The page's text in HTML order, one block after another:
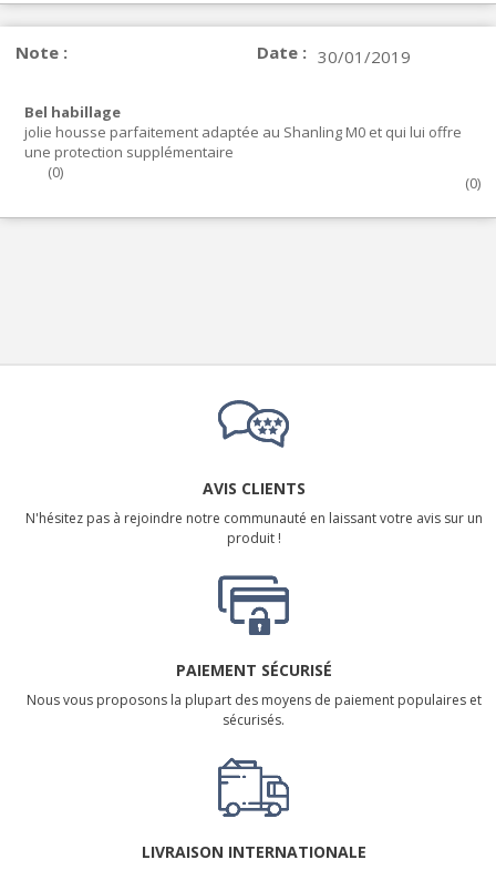
Note : Date : 30/01/2019
Bel habillage
jolie housse parfaitement adaptée au Shanling M0 et qui lui offre
une protection supplémentaire
(0)
(0)
AVIS CLIENTS
N'hésitez pas à rejoindre notre communauté en laissant votre avis sur un
produit !
PAIEMENT SÉCURISÉ
Nous vous proposons la plupart des moyens de paiement populaires et
sécurisés.
LIVRAISON INTERNATIONALE